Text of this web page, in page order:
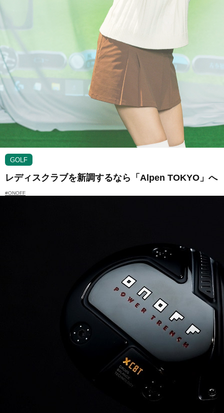
GOLF
レディスクラブを新調するなら「Alpen TOKYO」へ
#ONOFF